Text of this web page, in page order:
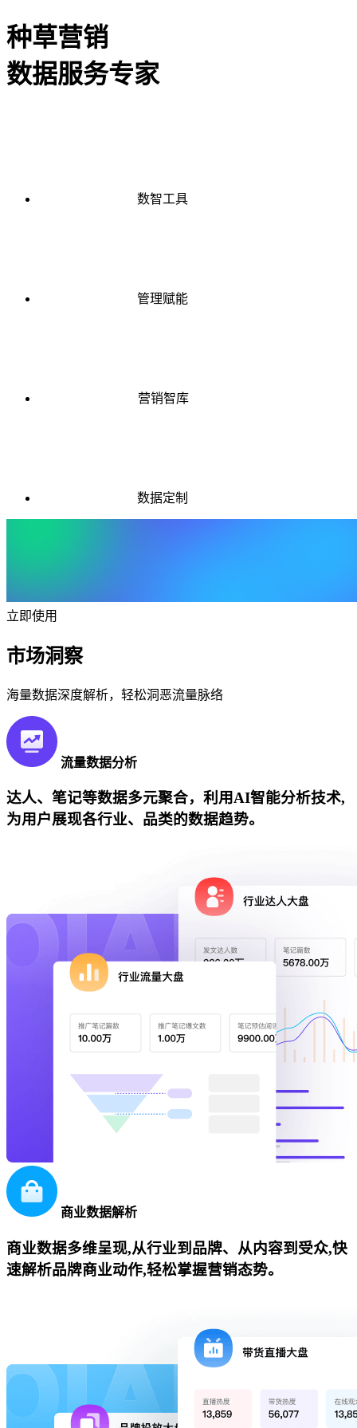
种草营销
数据服务专家
数智工具
管理赋能
营销智库
数据定制
立即使用
市场洞察
海量数据深度解析，轻松洞恶流量脉络
流量数据分析
达人、笔记等数据多元聚合，利用AI智能分析技术,
为用户展现各行业、品类的数据趋势。
商业数据解析
商业数据多维呈现,从行业到品牌、从内容到受众,快
速解析品牌商业动作,轻松掌握营销态势。